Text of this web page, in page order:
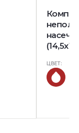
непол.
ЦВЕТ: